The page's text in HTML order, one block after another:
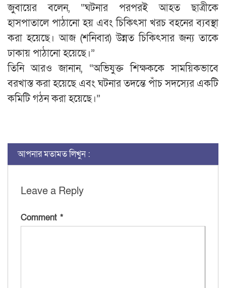
জুবায়ের বলেন, “ঘটনার পরপরই আহত ছাত্রীকে
হাসপাতালে পাঠানো হয় এবং চিকিৎসা খরচ বহনের ব্যবস্থা
করা হয়েছে। আজ (শনিবার) উন্নত চিকিৎসার জন্য তাকে
ঢাকায় পাঠানো হয়েছে।”
তিনি আরও জানান, “অভিযুক্ত শিক্ষককে সাময়িকভাবে
বরখাস্ত করা হয়েছে এবং ঘটনার তদন্তে পাঁচ সদস্যের একটি
কমিটি গঠন করা হয়েছে।”
আপনার মতামত লিখুন :
Leave a Reply
Comment *